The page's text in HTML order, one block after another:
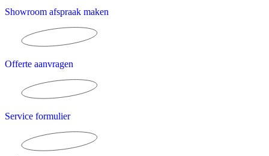
Showroom afspraak maken
Offerte aanvragen
Service formulier